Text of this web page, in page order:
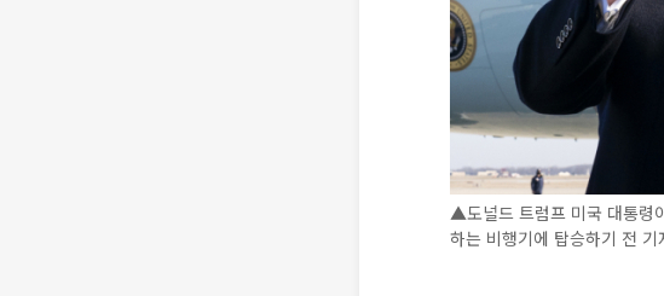
▲도널드 트럼프 미국 대통령
하는 비행기에 탑승하기 전